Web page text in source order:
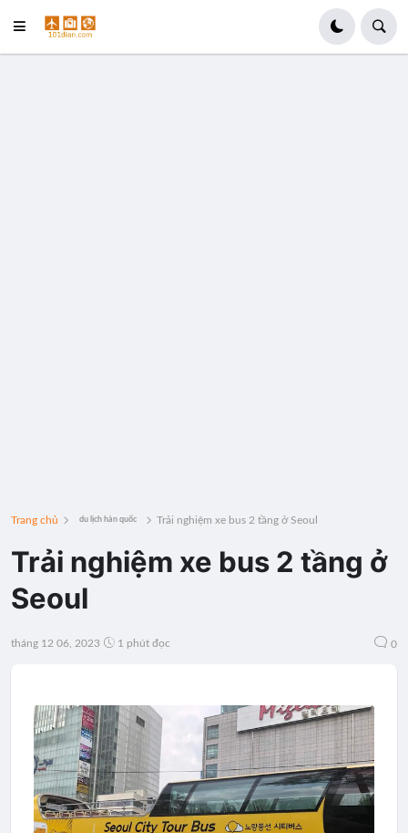
Trang chủ du lịch hàn quốc Trải nghiệm xe bus 2 tầng ở Seoul
Trải nghiệm xe bus 2 tầng ở
Seoul
tháng 12 06, 2023 1 phút đọc 0